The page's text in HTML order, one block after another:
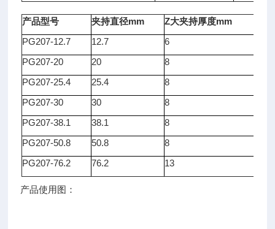
产品型号 夹持直径mm Z大夹持厚度mm
PG207-12.7
12.7 6
PG207-20
20 8
PG207-25.4
25.4 8
PG207-30
30 8
PG207-38.1
38.1 8
PG207-50.8
50.8 8
PG207-76.2
76.2 13
产品使用图：